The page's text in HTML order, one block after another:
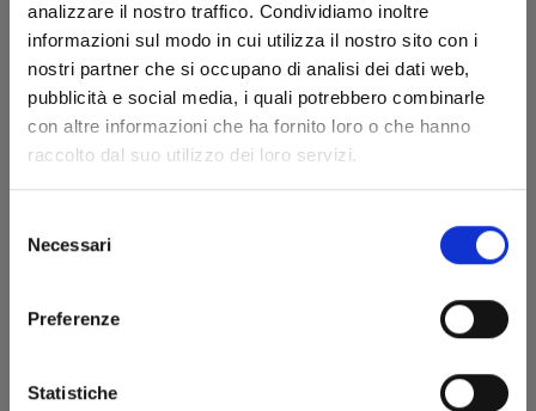
analizzare il nostro traffico. Condividiamo inoltre
informazioni sul modo in cui utilizza il nostro sito con i
nostri partner che si occupano di analisi dei dati web,
pubblicità e social media, i quali potrebbero combinarle
con altre informazioni che ha fornito loro o che hanno
raccolto dal suo utilizzo dei loro servizi.
delNecessari
Preferenze
Statistiche